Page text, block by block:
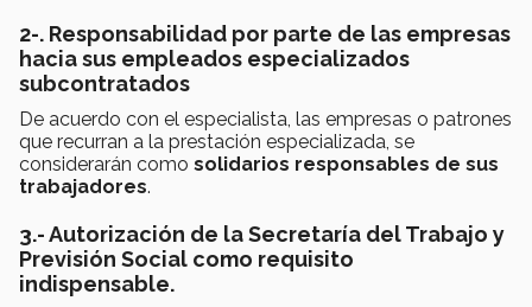
2-. Responsabilidad por parte de las empresas
hacia sus empleados especializados
subcontratados
De acuerdo con el especialista, las empresas o patrones
que recurran a la prestación especializada, se
considerarán como solidarios responsables de sus
trabajadores.
3.- Autorización de la Secretaría del Trabajo y
Previsión Social como requisito
indispensable.